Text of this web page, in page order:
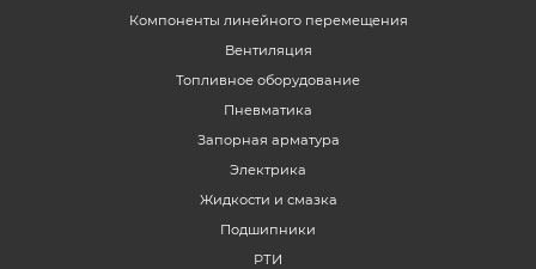
Компоненты линейного перемещения
Вентиляция
Топливное оборудование
Пневматика
Запорная арматура
Электрика
Жидкости и смазка
Подшипники
РТИ